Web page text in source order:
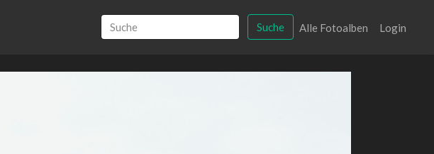
Suche Alle Fotoalben Login